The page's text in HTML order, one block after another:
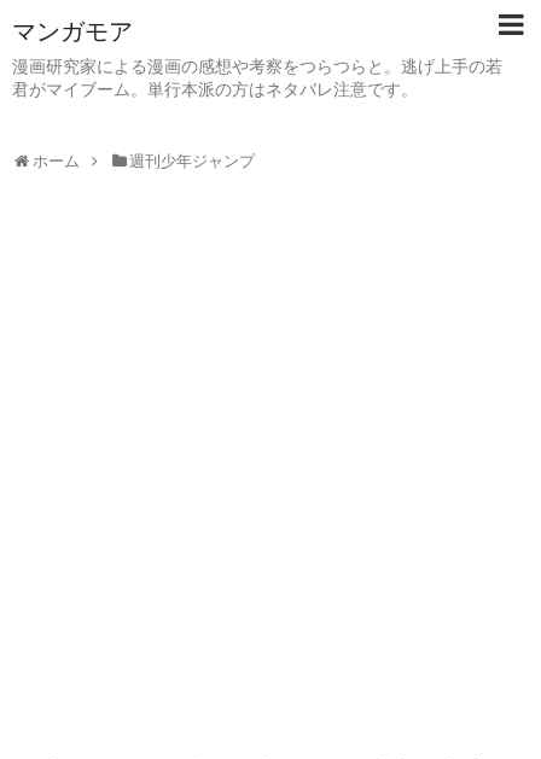
マンガモア
漫画研究家による漫画の感想や考察をつらつらと。逃げ上手の若
君がマイブーム。単行本派の方はネタバレ注意です。
ホーム 週刊少年ジャンプ